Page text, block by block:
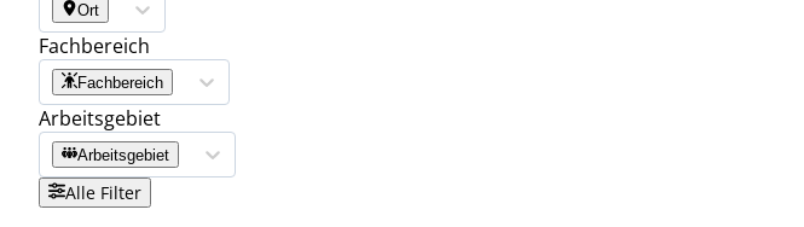
Ort
Fachbereich
Fachbereich
Arbeitsgebiet
Arbeitsgebiet
Alle Filter